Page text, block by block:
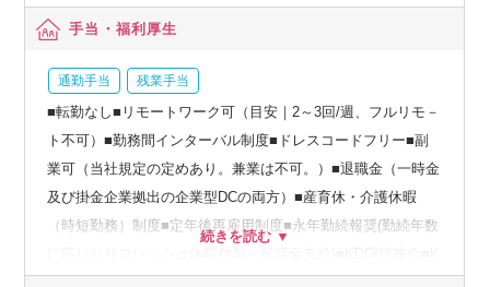
手当・福利厚生
通勤手当 残業手当
■転勤なし■リモートワーク可（目安｜2～3回/週、フルリモ－
ト不可）■勤務間インターバル制度■ドレスコードフリー■副
業可（当社規定の定めあり。兼業は不可。）■退職金（一時金
及び掛金企業拠出の企業型DCの両方）■産育休・介護休暇
（時短勤務）制度■定年後再雇用制度■永年勤続報奨(勤続年数